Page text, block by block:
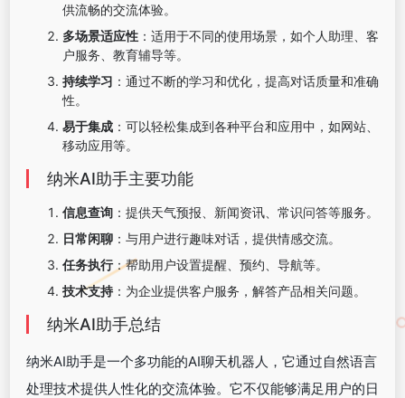
供流畅的交流体验。
多场景适应性：适用于不同的使用场景，如个人助理、客
户服务、教育辅导等。
持续学习 ：通过不断的学习和优化，提高对话质量和准确
性。
易于集成：可以轻松集成到各种平台和应用中，如网站、
移动应用等。
纳米AI助手主要功能
信息查询：提供天气预报、新闻资讯、常识问答等服务。
日常闲聊：与用户进行趣味对话，提供情感交流。
任务执行：帮助用户设置提醒、预约、导航等。
技术支持：为企业提供客户服务，解答产品相关问题。
纳米AI助手总结
纳米AI助手是一个多功能的AI聊天机器人，它通过自然语言
处理技术提供人性化的交流体验。它不仅能够满足用户的日